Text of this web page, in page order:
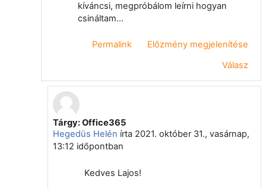
kíváncsi, megpróbálom leírni hogyan
csináltam...
Permalink
Előzmény megjelenítése
Válasz
Válasz erre: Lőrik Lajos
Tárgy: Office365
Hegedüs Helén írta 2021. október 31., vasárnap,
13:12 időpontban
Kedves Lajos!